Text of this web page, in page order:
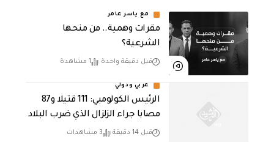
مع ياسر عامر
مقرات وهمية.. من منحها
الشرعية؟
قبل دقيقة واحدة 1 مشاهدة
عربي ودولي
الرئيس الكولومبي: 111 قتيلا و87
مصابا جراء الزلزال الذي ضرب البلاد
قبل 14 دقيقة 3 مشاهدات